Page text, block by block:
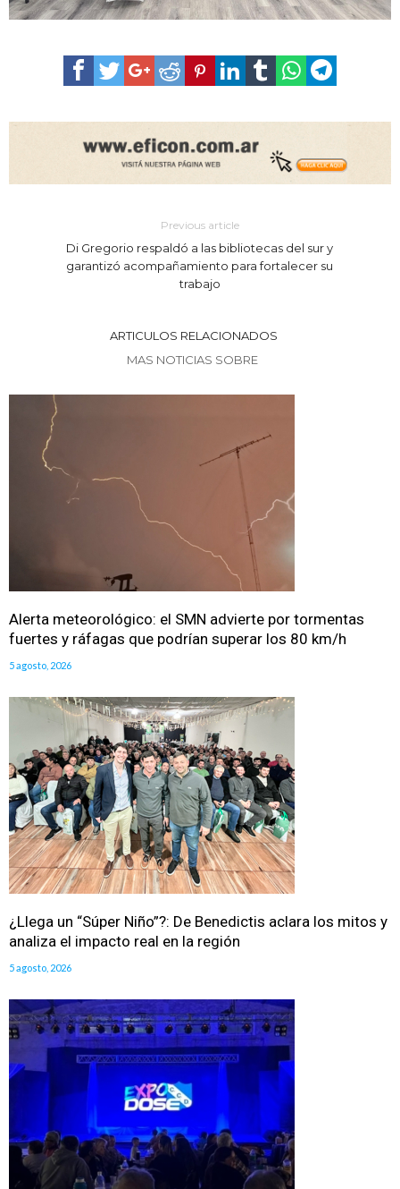
Previous article
Di Gregorio respaldó a las bibliotecas del sur y
garantizó acompañamiento para fortalecer su
trabajo
ARTICULOS RELACIONADOS
MAS NOTICIAS SOBRE
Alerta meteorológico: el SMN advierte por tormentas
fuertes y ráfagas que podrían superar los 80 km/h
5 agosto, 2026
¿Llega un “Súper Niño”?: De Benedictis aclara los mitos y
analiza el impacto real en la región
5 agosto, 2026